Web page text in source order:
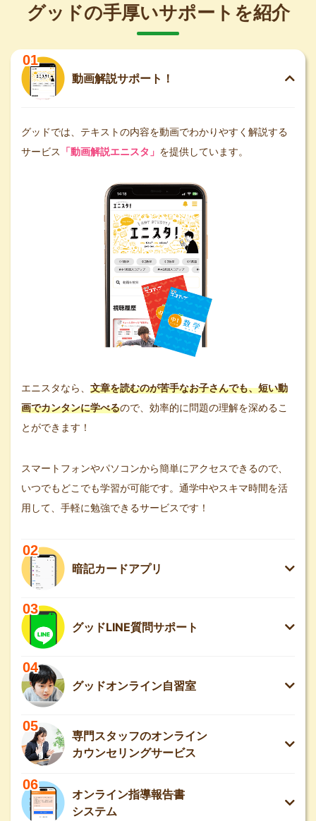
グッドの手厚いサポートを紹介
01
動画解説サポート！
グッドでは、テキストの内容を動画でわかりやすく解説する
サービス 「動画解説エニスタ」 を提供しています。
エニスタなら、 文章を読むのが苦手なお子さんでも、短い動
画でカンタンに学べるので、効率的に問題の理解を深めるこ
とができます！
スマートフォンやパソコンから簡単にアクセスできるので、
いつでもどこでも学習が可能です。通学中やスキマ時間を活
用して、手軽に勉強できるサービスです！
02
暗記カードアプリ
03
グッドLINE質問サポート
04
グッドオンライン自習室
05
専門スタッフのオンライン
カウンセリングサービス
06
オンライン指導報告書
システム